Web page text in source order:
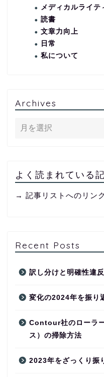
メディカルライテ
読書
文章力向上
日常
私について
Archives
よく読まれている
→ 記事リストへのリンク
Recent Posts
訳し分けと明確性違反
変化の2024年を振り
Contour社のローラ
ス）の掃除方法
2023年をざっくり振